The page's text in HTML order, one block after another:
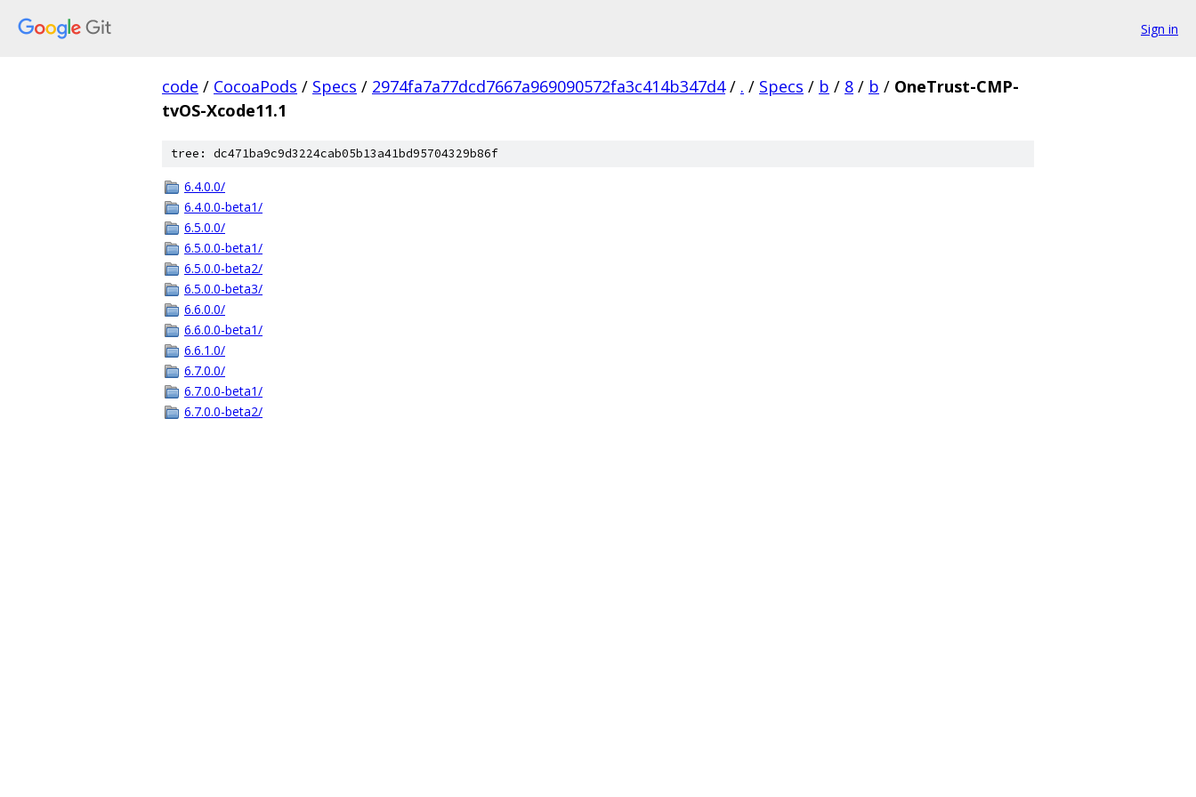
Sign in
code / CocoaPods / Specs / 2974fa7a77dcd7667a969090572fa3c414b347d4 / . / Specs / b / 8 / b / OneTrust-CMP-
tvOS-Xcode11.1
tree: dc471ba9c9d3224cab05b13a41bd95704329b86f
6.4.0.0/
6.4.0.0-beta1/
6.5.0.0/
6.5.0.0-beta1/
6.5.0.0-beta2/
6.5.0.0-beta3/
6.6.0.0/
6.6.0.0-beta1/
6.6.1.0/
6.7.0.0/
6.7.0.0-beta1/
6.7.0.0-beta2/